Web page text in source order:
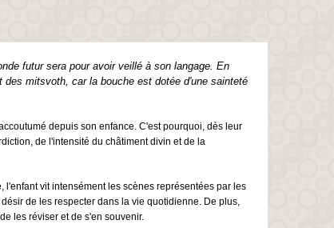
futur sera pour avoir veillé à son langage. En
mitsvoth, car la bouche est dotée d'une sainteté
depuis son enfance. C'est pourquoi, dès leur
de l'intensité du châtiment divin et de la
l'enfant vit intensément les scènes représentées par les
de les respecter dans la vie quotidienne. De plus,
les réviser et de s'en souvenir.